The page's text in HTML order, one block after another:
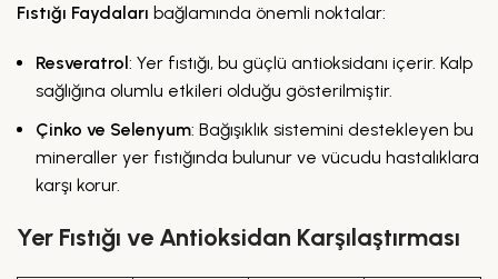
Fıstığı Faydaları bağlamında önemli noktalar:
Resveratrol: Yer fıstığı, bu güçlü antioksidanı içerir. Kalp
sağlığına olumlu etkileri olduğu gösterilmiştir.
Çinko ve Selenyum: Bağışıklık sistemini destekleyen bu
mineraller yer fıstığında bulunur ve vücudu hastalıklara
karşı korur.
Yer Fıstığı ve Antioksidan Karşılaştırması